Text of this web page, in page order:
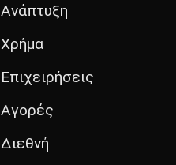
Ανάπτυξη
Χρήμα
Επιχειρήσεις
Αγορές
Διεθνή